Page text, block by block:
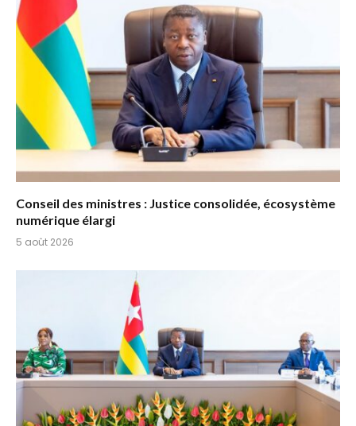
Conseil des ministres : Justice consolidée, écosystème
numérique élargi
5 août 2026